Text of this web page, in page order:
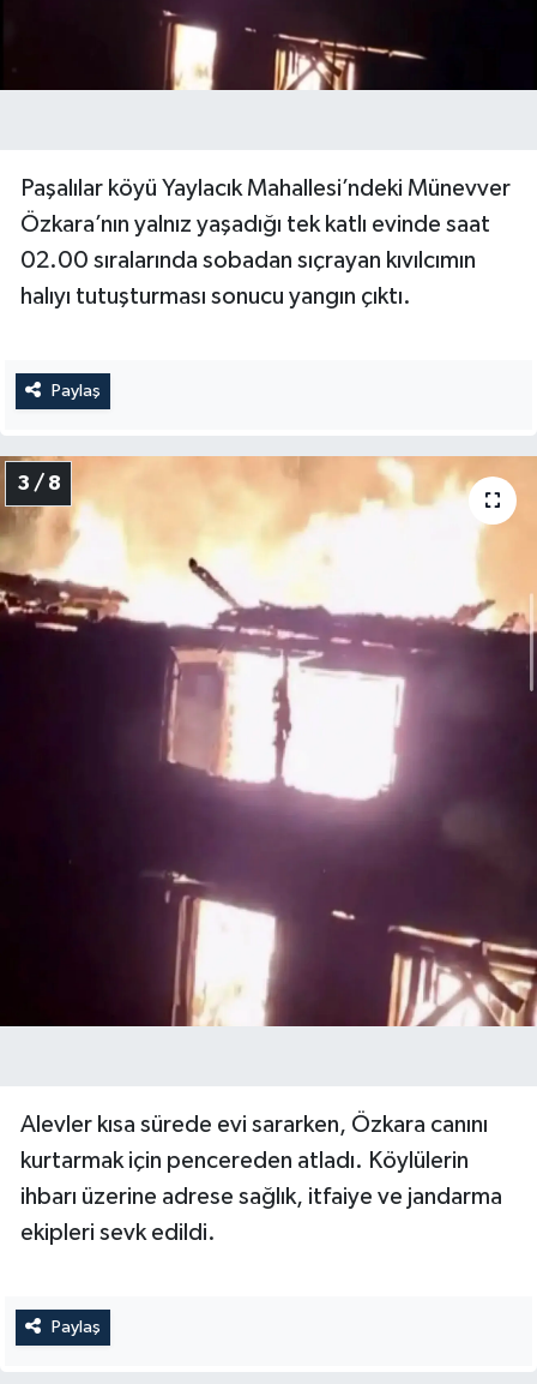
Paşalılar köyü Yaylacık Mahallesi’ndeki Münevver
Özkara’nın yalnız yaşadığı tek katlı evinde saat
02.00 sıralarında sobadan sıçrayan kıvılcımın
halıyı tutuşturması sonucu yangın çıktı.
Paylaş
3 / 8
Alevler kısa sürede evi sararken, Özkara canını
kurtarmak için pencereden atladı. Köylülerin
ihbarı üzerine adrese sağlık, itfaiye ve jandarma
ekipleri sevk edildi.
Paylaş